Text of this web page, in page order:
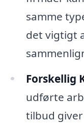
samme
det vigtigt
Forskellig
udførte
tilbud